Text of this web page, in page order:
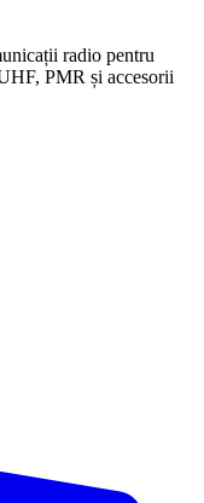
radio pentru
PMR și accesorii